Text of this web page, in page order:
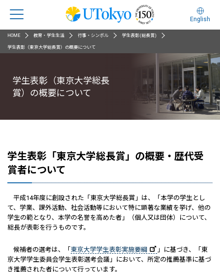
English
HOME 教育・学生生活 行事・シンボル 学生表彰(総長賞)
学生表彰（東京大学総長賞）の概要について
学生表彰（東京大学総長
賞）の概要について
学生表彰「東京大学総長賞」の概要・歴代受
賞者について
平成14年度に創設された「東京大学総長賞」は、「本学の学生とし
て、学業、課外活動、社会活動等において特に顕著な業績を挙げ、他の
学生の範となり、本学の名誉を高めた者」（個人又は団体）について、
総長が表彰を行うものです。
候補者の選考は、「 東京大学学生表彰実施要綱
」に基づき、「東
京大学学生委員会学生表彰選考会議」において、所定の推薦基準に基づ
き推薦された者について行っています。